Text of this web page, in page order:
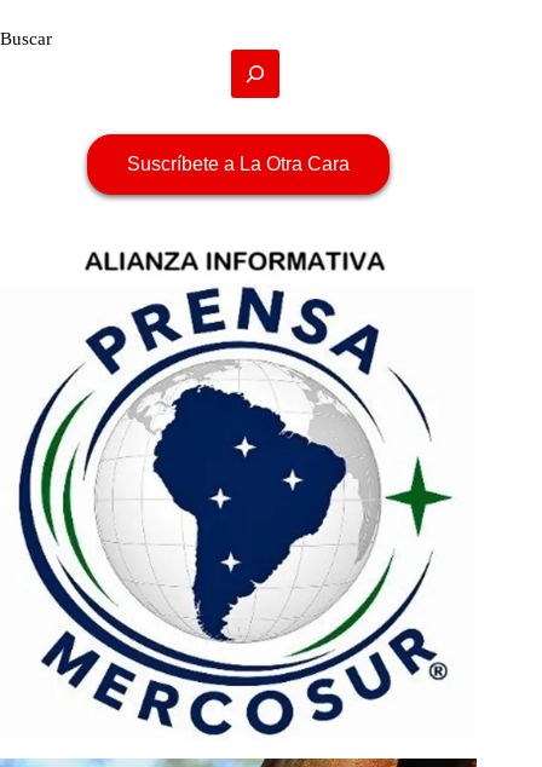
Buscar
Suscríbete a La Otra Cara